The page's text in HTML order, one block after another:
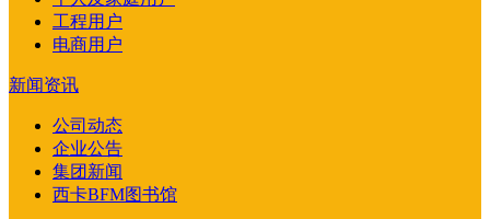
工程用户
电商用户
新闻资讯
公司动态
企业公告
集团新闻
西卡BFM图书馆